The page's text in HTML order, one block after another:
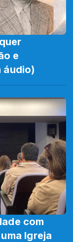
e
áudio)
com
Igreja